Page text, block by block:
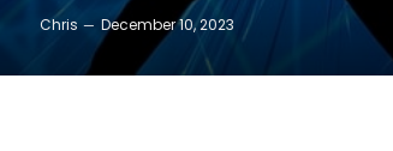
Chris December 10, 2023